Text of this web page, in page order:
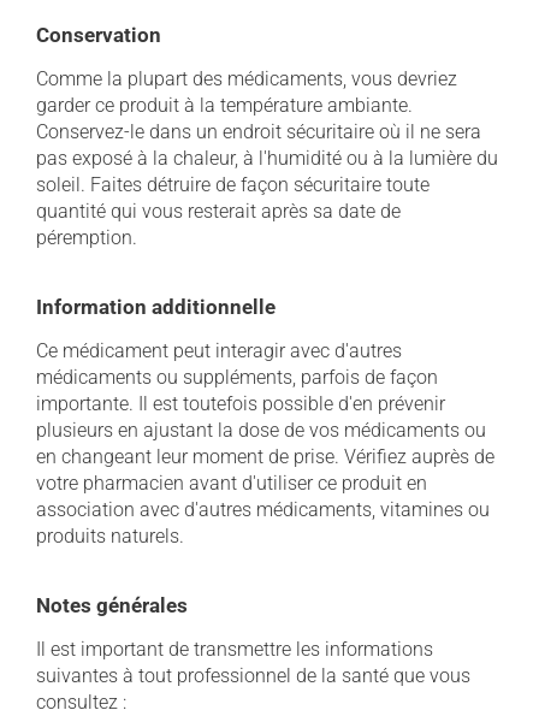
Conservation
Comme la plupart des médicaments, vous devriez
garder ce produit à la température ambiante.
Conservez-le dans un endroit sécuritaire où il ne sera
pas exposé à la chaleur, à l'humidité ou à la lumière du
soleil. Faites détruire de façon sécuritaire toute
quantité qui vous resterait après sa date de
péremption.
Information additionnelle
Ce médicament peut interagir avec d'autres
médicaments ou suppléments, parfois de façon
importante. Il est toutefois possible d'en prévenir
plusieurs en ajustant la dose de vos médicaments ou
en changeant leur moment de prise. Vérifiez auprès de
votre pharmacien avant d'utiliser ce produit en
association avec d'autres médicaments, vitamines ou
produits naturels.
Notes générales
Il est important de transmettre les informations
suivantes à tout professionnel de la santé que vous
consultez :